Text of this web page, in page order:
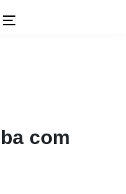
com